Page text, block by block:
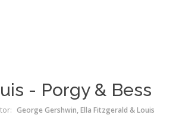
- Porgy & Bess
George Gershwin, Ella Fitzgerald & Louis